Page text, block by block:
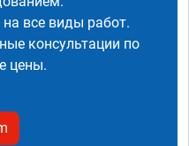
все виды работ.
консультации по
цены.